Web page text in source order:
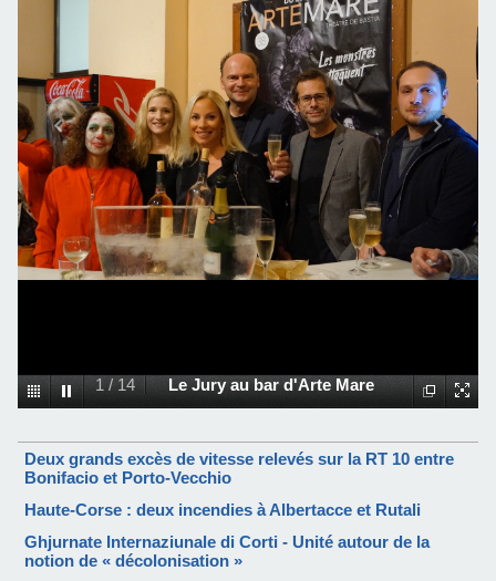
1 / 14 Le Jury au bar d'Arte Mare
Deux grands excès de vitesse relevés sur la RT 10 entre
Bonifacio et Porto-Vecchio
Haute-Corse : deux incendies à Albertacce et Rutali
Ghjurnate Internaziunale di Corti - Unité autour de la
notion de « décolonisation »